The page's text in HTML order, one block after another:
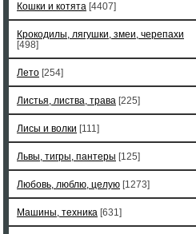
Кошки и котята [4407]
Крокодилы, лягушки, змеи, черепахи
[498]
Лето [254]
Листья, листва, трава [225]
Лисы и волки [111]
Львы, тигры, пантеры [125]
Любовь, люблю, целую [1273]
Машины, техника [631]